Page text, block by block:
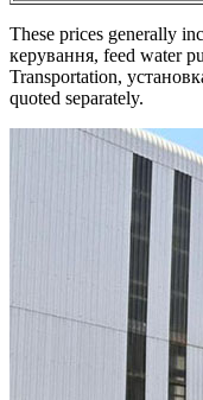
These prices generally
керування, feed water
Transportation,
quoted separately.